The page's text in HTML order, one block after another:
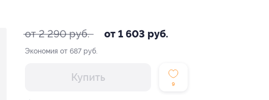
от 2 290 руб. от 1 603 руб.
Экономия от 687 руб.
Купить
9